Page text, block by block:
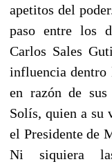
apetitos del
paso entre los
Carlos Sales
influencia dentro
en razón de
Solís, quien a su
el Presidente de
Ni siquiera